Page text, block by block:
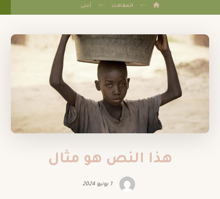
المقالات أعلى
هذا النص هو مثال
1 يونيو 2024